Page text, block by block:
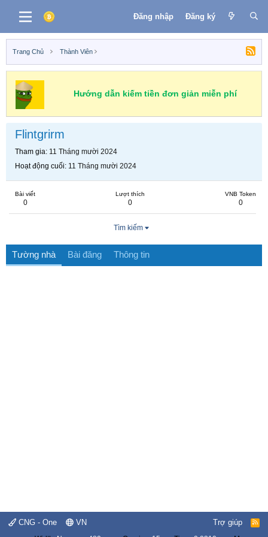
Đăng nhập Đăng ký
Trang Chủ Thành Viên
Hướng dẫn kiếm tiền đơn giản miễn phí
Flintgrirm
Tham gia 11 Tháng mười 2024
Hoạt động cuối 11 Tháng mười 2024
Bài viết
0
Lượt thích
0
VNB Token
0
Tìm kiếm
Tường nhà Bài đăng Thông tin
CNG - One VN Trợ giúp
R